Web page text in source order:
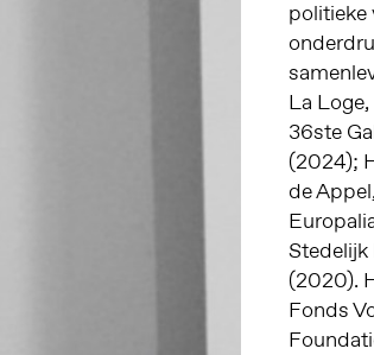
politieke
La
36ste
(2024);
de
(2020).
Fonds